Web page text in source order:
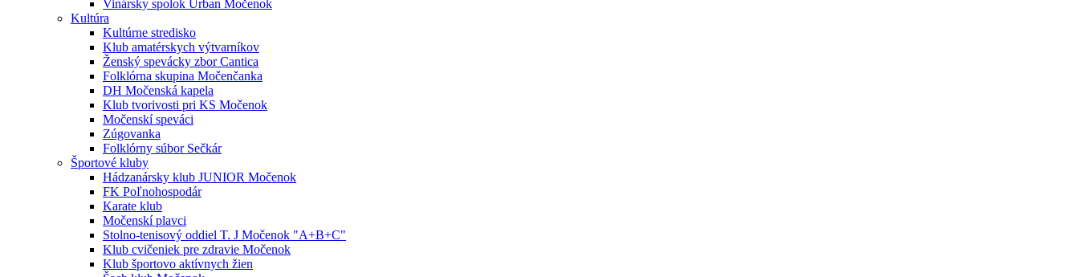
Vinársky spolok Urban Močenok
Kultúra
Kultúrne stredisko
Klub amatérskych výtvarníkov
Ženský spevácky zbor Cantica
Folklórna skupina Močenčanka
DH Močenská kapela
Klub tvorivosti pri KS Močenok
Močenskí speváci
Zúgovanka
Folklórny súbor Sečkár
Športové kluby
Hádzanársky klub JUNIOR Močenok
FK Poľnohospodár
Karate klub
Močenskí plavci
Stolno-tenisový oddiel T. J Močenok "A+B+C"
Klub cvičeniek pre zdravie Močenok
Klub športovo aktívnych žien